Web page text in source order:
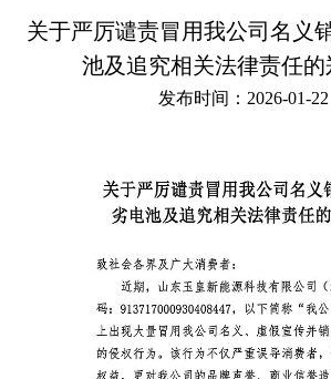
关于严厉谴责冒用我公司名义
池及追究相关法律责任的
发布时间：2026-01-22